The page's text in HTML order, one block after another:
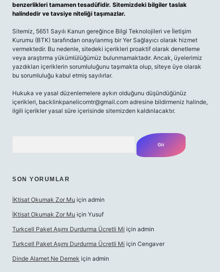
benzerlikleri tamamen tesadüfidir. Sitemizdeki bilgiler taslak
halindedir ve tavsiye niteliği taşımazlar.
Sitemiz, 5651 Sayılı Kanun gereğince Bilgi Teknolojileri ve İletişim
Kurumu (BTK) tarafından onaylanmış bir Yer Sağlayıcı olarak hizmet
vermektedir. Bu nedenle, sitedeki içerikleri proaktif olarak denetleme
veya araştırma yükümlülüğümüz bulunmamaktadır. Ancak, üyelerimiz
yazdıkları içeriklerin sorumluluğunu taşımakta olup, siteye üye olarak
bu sorumluluğu kabul etmiş sayılırlar.
Hukuka ve yasal düzenlemelere aykırı olduğunu düşündüğünüz
içerikleri, backlinkpanelicomtr@gmail.com adresine bildirmeniz halinde,
ilgili içerikler yasal süre içerisinde sitemizden kaldırılacaktır.
SON YORUMLAR
İKtisat Okumak Zor Mu için admin
İKtisat Okumak Zor Mu için Yusuf
Turkcell Paket Aşımı Durdurma Ücretli Mi için admin
Turkcell Paket Aşımı Durdurma Ücretli Mi için Cengaver
Dinde Alamet Ne Demek için admin